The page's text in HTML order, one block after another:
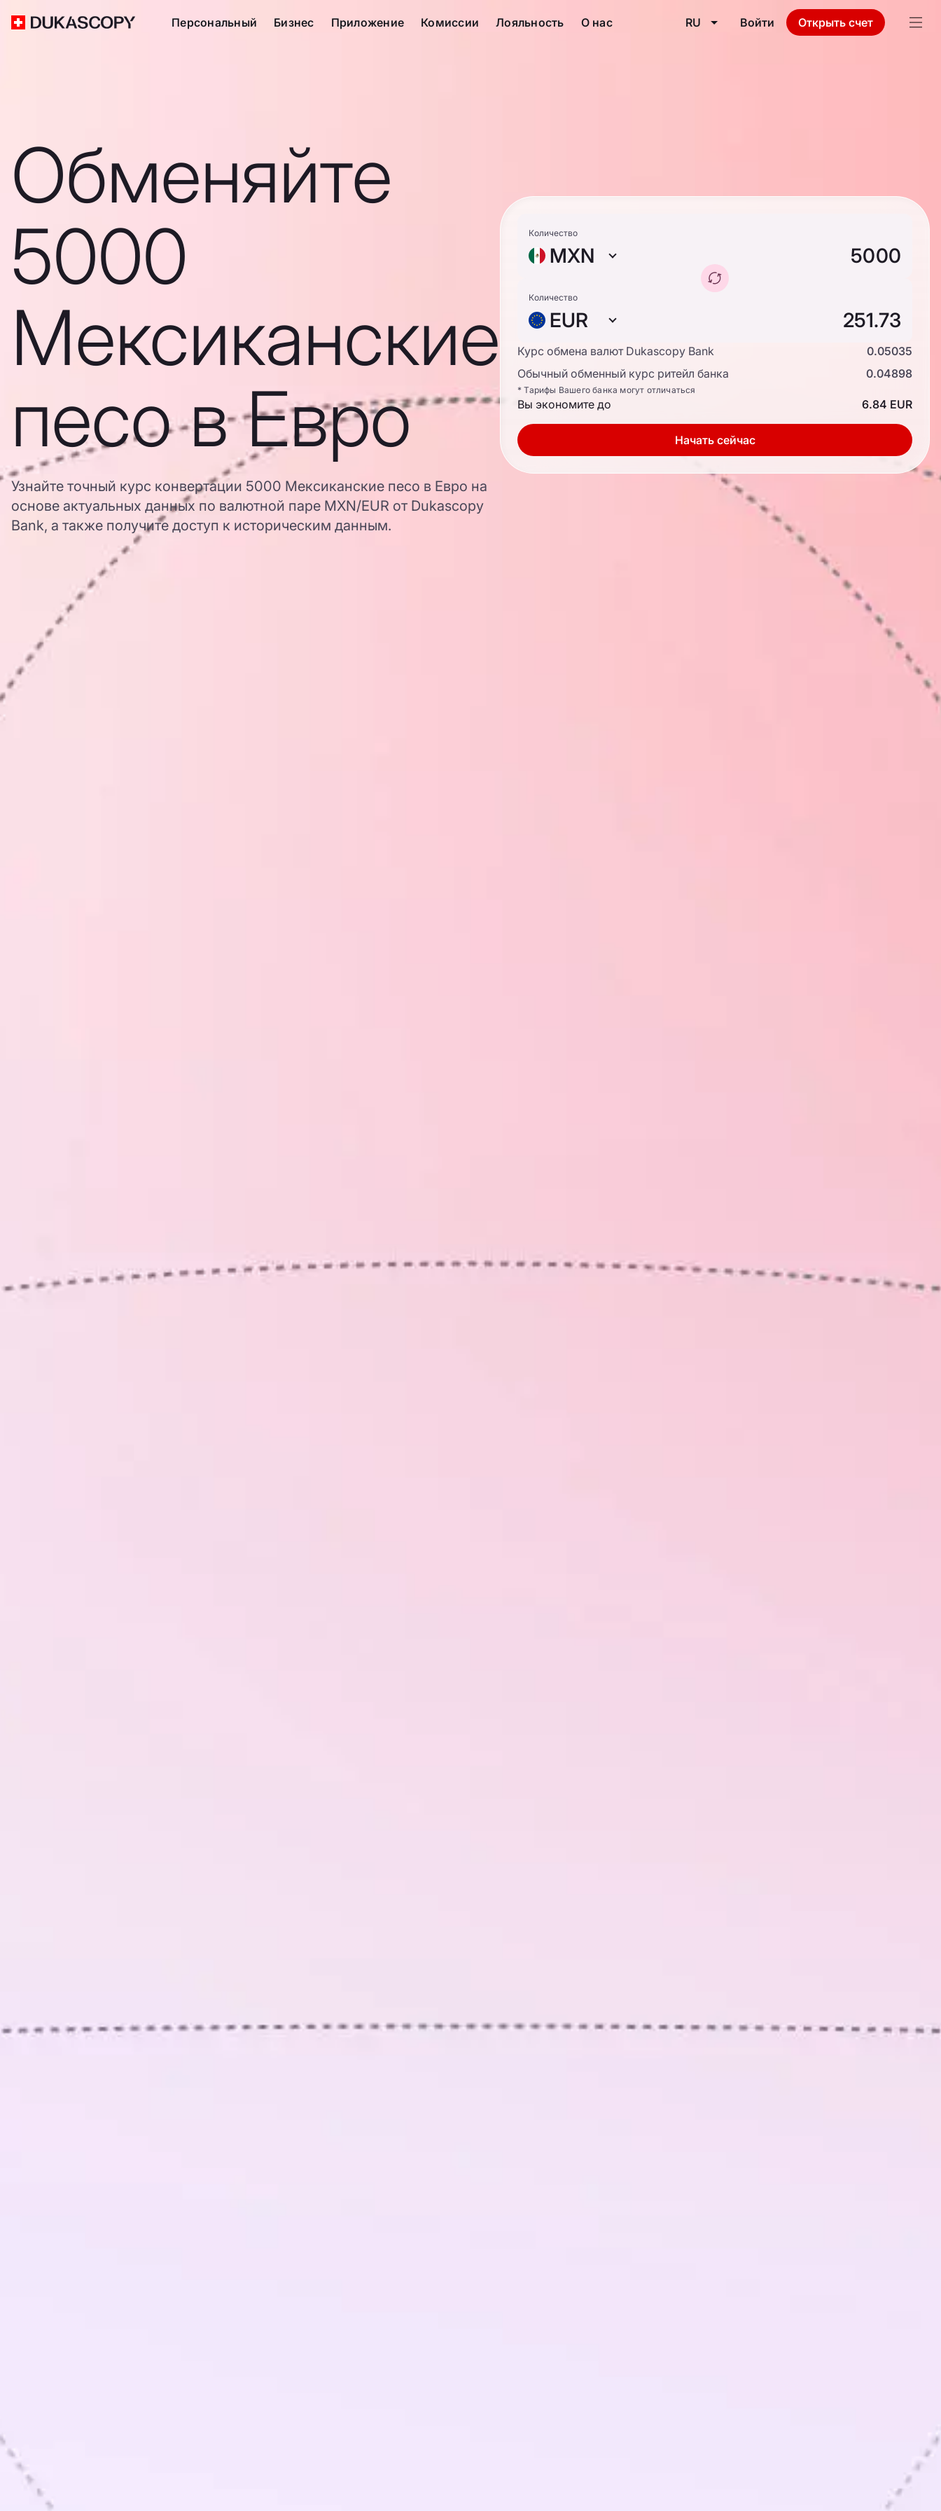
Персональный Бизнес Приложение Комиссии Лояльность О нас RU Войти Открыть счет
Обменяйте
5000
Мексиканские
песо в Евро
Узнайте точный курс конвертации 5000 Мексиканские песо в Евро на
основе актуальных данных по валютной паре MXN/EUR от Dukascopy
Bank, а также получите доступ к историческим данным.
Количество
MXN
Количество
EUR
Курс обмена валют Dukascopy Bank
0.05035
Обычный обменный курс ритейл банка
0.04898
* Тарифы Вашего банка могут отличаться
Вы экономите до 6.84 EUR
Начать сейчас